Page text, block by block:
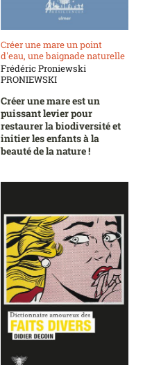
Créer une mare un point
d'eau, une baignade naturelle
Frédéric Proniewski
PRONIEWSKI
Créer une mare est un
puissant levier pour
restaurer la biodiversité et
initier les enfants à la
beauté de la nature !